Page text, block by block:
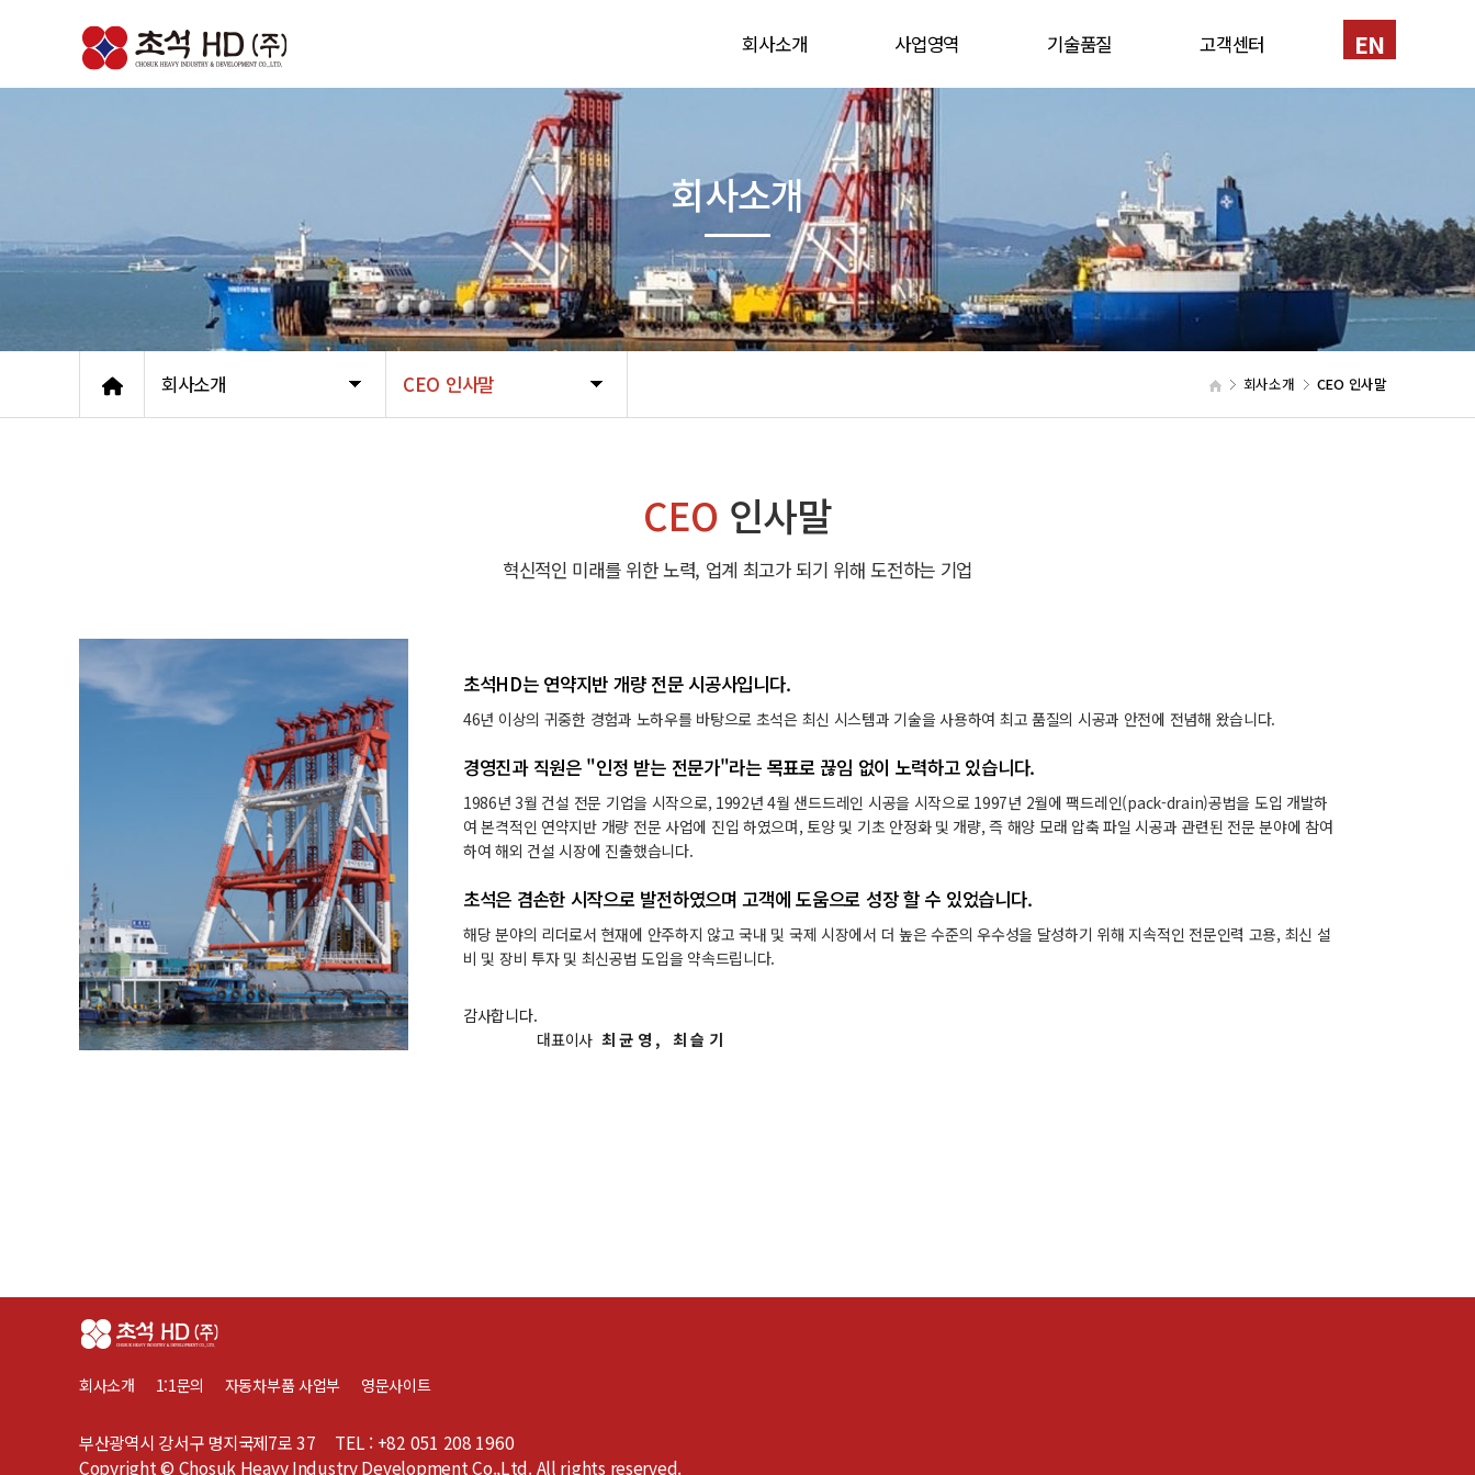
회사소개
Global Network
찾아오시는길
사업영역
육상 해상 연약지반
사업실적
기술품질
공법소개
장비현황
고객센터 EN
회사소개 CEO 인사말 회사소개 CEO 인사말
회사소개
CEO 인사말
혁신적인 미래를 위한 노력, 업계 최고가 되기 위해 도전하는 기업
초석HD는 연약지반 개량 전문 시공사입니다.
46년 이상의 귀중한 경험과 노하우를 바탕으로 초석은 최신 시스템과 기술을 사용하여 최고 품질의 시공과 안전에 전념해 왔습니다.
경영진과 직원은 "인정 받는 전문가"라는 목표로 끊임 없이 노력하고 있습니다.
1986년 3월 건설 전문 기업을 시작으로, 1992년 4월 샌드드레인 시공을 시작으로 1997년 2월에 팩드레인(pack-drain)공법을 도입 개발하
여 본격적인 연약지반 개량 전문 사업에 진입 하였으며, 토양 및 기초 안정화 및 개량, 즉 해양 모래 압축 파일 시공과 관련된 전문 분야에 참여
하여 해외 건설 시장에 진출했습니다.
초석은 겸손한 시작으로 발전하였으며 고객에 도움으로 성장 할 수 있었습니다.
해당 분야의 리더로서 현재에 안주하지 않고 국내 및 국제 시장에서 더 높은 수준의 우수성을 달성하기 위해 지속적인 전문인력 고용, 최신 설
비 및 장비 투자 및 최신공법 도입을 약속드립니다.
감사합니다.
대표이사 최 균 영 , 최 슬 기
회사소개 1:1문의 자동차부품 사업부 영문사이트
부산광역시 강서구 명지국제7로 37
TEL : +82 051 208 1960
Copyright © Chosuk Heavy Industry Development Co.,Ltd. All rights reserved.